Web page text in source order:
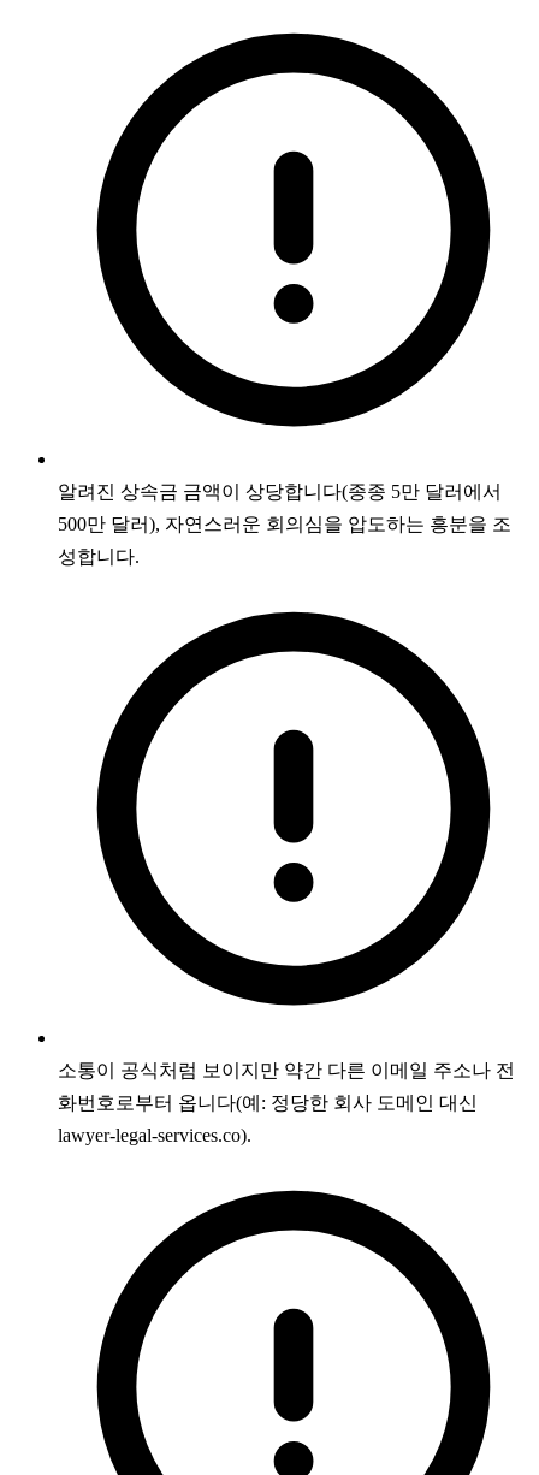
알려진 상속금 금액이 상당합니다(종종 5만 달러에서
500만 달러), 자연스러운 회의심을 압도하는 흥분을 조
성합니다.
소통이 공식처럼 보이지만 약간 다른 이메일 주소나 전
화번호로부터 옵니다(예: 정당한 회사 도메인 대신
lawyer-legal-services.co).